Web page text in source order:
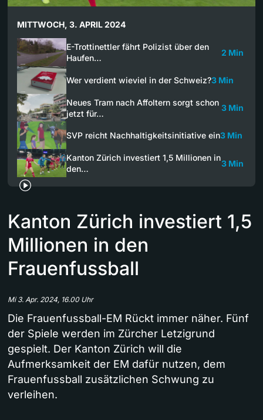
MITTWOCH, 3. APRIL 2024
E-Trottinettler fährt Polizist über den
Haufen…
2 Min
Wer verdient wieviel in der Schweiz?3 Min
Neues Tram nach Affoltern sorgt schon
jetzt für…
3 Min
SVP reicht Nachhaltigkeitsinitiative ein3 Min
Kanton Zürich investiert 1,5 Millionen in
den…
3 Min
Kanton Zürich investiert 1,5
Millionen in den
Frauenfussball
Mi 3. Apr. 2024, 16.00 Uhr
Die Frauenfussball-EM Rückt immer näher. Fünf
der Spiele werden im Zürcher Letzigrund
gespielt. Der Kanton Zürich will die
Aufmerksamkeit der EM dafür nutzen, dem
Frauenfussball zusätzlichen Schwung zu
verleihen.